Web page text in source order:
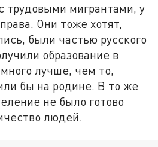
трудовыми мигрантами, у
Они тоже хотят,
были частью русского
образование в
лучше, чем то,
бы на родине. В то же
не было готово
людей.